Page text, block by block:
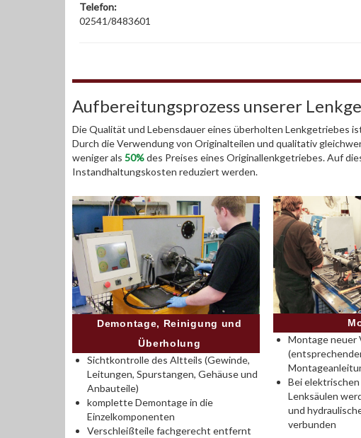
Telefon:
02541/8483601
Aufbereitungsprozess unserer
Die Qualität und Lebensdauer eines überholten Lenkgetriebes
Durch die Verwendung von Originalteilen und qualitativ
weniger als 50%des Preises eines Originallenkgetriebes. Auf
Instandhaltungskosten reduziert werden.
Demontage, Reinigung und
Überholung
Sichtkontrolle des Altteils (Gewinde,
Leitungen, Spurstangen, Gehäuse und
Anbauteile)
komplette Demontage in die
Einzelkomponenten
Verschleißteile fachgerecht entfernt
Montage neuer
Bei
Lenksäulen
und
verbunden